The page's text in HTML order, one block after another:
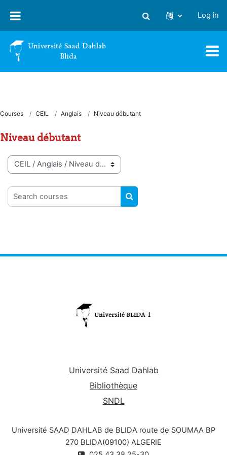
Toggle search input
Log in
Courses CEIL Anglais Niveau débutant
Niveau débutant
Course categories
Search courses
SEARCH COURSES
Université Saad Dahlab
Bibliothèque
SNDL
Université SAAD DAHLAB de BLIDA route de SOUMAA BP
270 BLIDA(09100) ALGERIE